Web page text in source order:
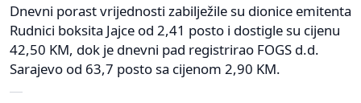
Dnevni porast vrijednosti zabilježile su dionice emitenta
Rudnici boksita Jajce od 2,41 posto i dostigle su cijenu
42,50 KM, dok je dnevni pad registrirao FOGS d.d.
Sarajevo od 63,7 posto sa cijenom 2,90 KM.